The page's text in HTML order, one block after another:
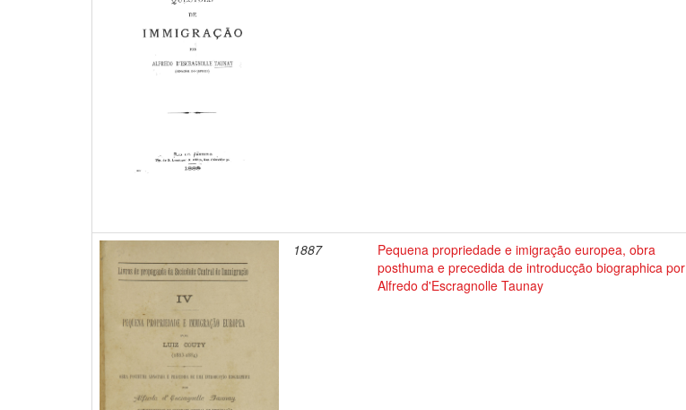
1887
Pequena propriedade e imigração europea, obra
posthuma e precedida de introducção biographica por
Alfredo d'Escragnolle Taunay